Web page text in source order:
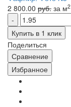
2 800.00 руб. за м2
Купить в 1 клик
Поделиться
Сравнение
Избранное